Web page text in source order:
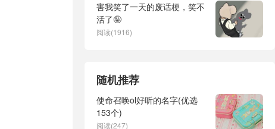
害我笑了一天的废话梗，笑不
活了🤪
阅读(1916)
随机推荐
使命召唤ol好听的名字(优选
153个)
阅读(247)